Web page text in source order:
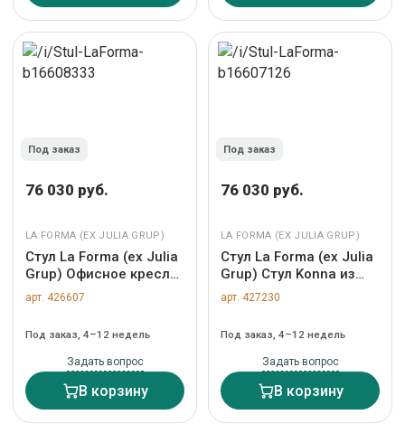
Под заказ
76 030 руб.
LA FORMA (ЕХ JULIA GRUP)
Стул La Forma (ех Julia
Grup) Офисное кресло
Melva в черном цвете
арт. 093338
арт. 426607
Под заказ, 4–12 недель
Задать вопрос
В корзину
Под заказ
76 030 руб.
LA FORMA (ЕХ JULIA GRUP)
Стул La Forma (ех Julia
Grup) Стул Konna из
толстого вельвета
темно-зеленого цвета
ножками с черной
отделкой арт. 110291
арт. 427230
Под заказ, 4–12 недель
Задать вопрос
В корзину